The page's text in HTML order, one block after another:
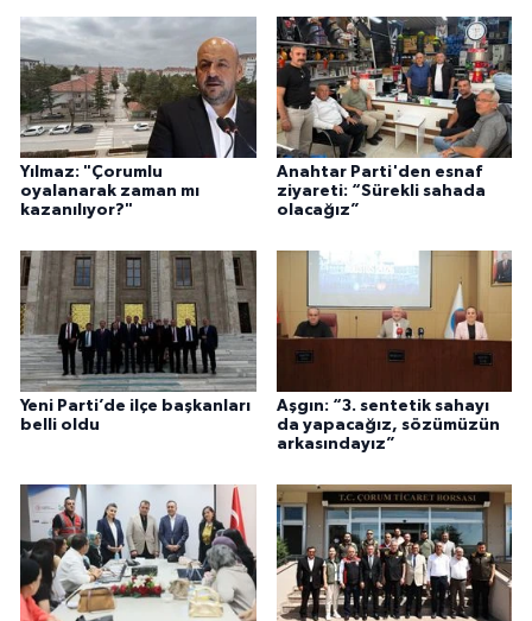
Yılmaz: "Çorumlu
oyalanarak zaman mı
kazanılıyor?"
Anahtar Parti'den esnaf
ziyareti: “Sürekli sahada
olacağız”
Yeni Parti’de ilçe başkanları
belli oldu
Aşgın: “3. sentetik sahayı
da yapacağız, sözümüzün
arkasındayız”